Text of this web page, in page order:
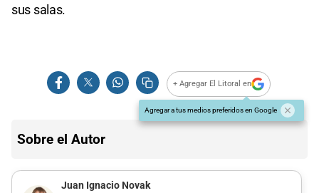
sus salas.
+ Agregar El Litoral en
Agregar a tus medios preferidos en Google
Sobre el Autor
Juan Ignacio Novak